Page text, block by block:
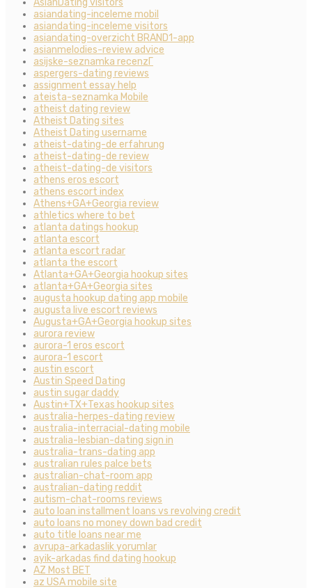
AsianDating visitors
asiandating-inceleme mobil
asiandating-inceleme visitors
asiandating-overzicht BRAND1-app
asianmelodies-review advice
asijske-seznamka recenzГ­
aspergers-dating reviews
assignment essay help
ateista-seznamka Mobile
atheist dating review
Atheist Dating sites
Atheist Dating username
atheist-dating-de erfahrung
atheist-dating-de review
atheist-dating-de visitors
athens eros escort
athens escort index
Athens+GA+Georgia review
athletics where to bet
atlanta datings hookup
atlanta escort
atlanta escort radar
atlanta the escort
Atlanta+GA+Georgia hookup sites
atlanta+GA+Georgia sites
augusta hookup dating app mobile
augusta live escort reviews
Augusta+GA+Georgia hookup sites
aurora review
aurora-1 eros escort
aurora-1 escort
austin escort
Austin Speed Dating
austin sugar daddy
Austin+TX+Texas hookup sites
australia-herpes-dating review
australia-interracial-dating mobile
australia-lesbian-dating sign in
australia-trans-dating app
australian rules palce bets
australian-chat-room app
australian-dating reddit
autism-chat-rooms reviews
auto loan installment loans vs revolving credit
auto loans no money down bad credit
auto title loans near me
avrupa-arkadaslik yorumlar
ayik-arkadas find dating hookup
AZ Most BET
az USA mobile site